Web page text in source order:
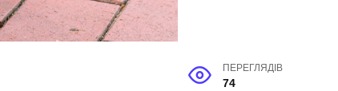
ПЕРЕГЛЯДІВ
74